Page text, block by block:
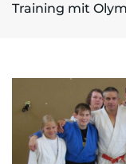
Training mit